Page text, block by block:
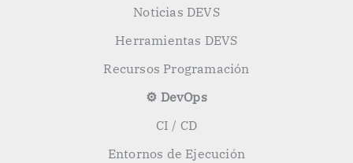
Noticias DEVS
Herramientas DEVS
Recursos Programación
⚙️ DevOps
CI / CD
Entornos de Ejecución